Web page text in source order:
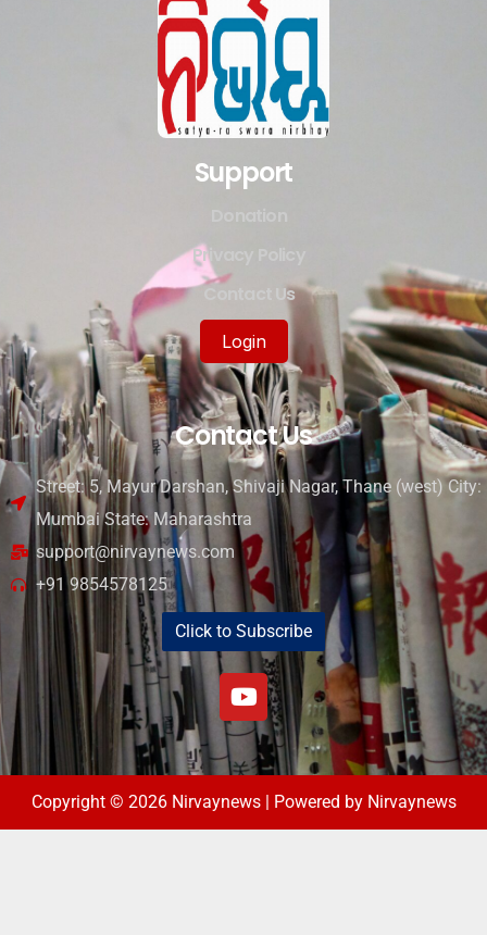
Support
Privacy Policy
Contact Us
Login
Contact Us
Street: 5, Mayur Darshan, Shivaji Nagar, Thane (west) City:
Mumbai State: Maharashtra
support@nirvaynews.com
+91 9854578125
Click to Subscribe
Copyright © 2026 Nirvaynews | Powered by Nirvaynews